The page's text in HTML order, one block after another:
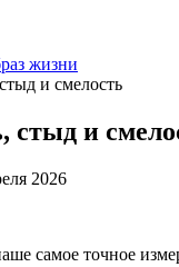
жизни
и смелость
стыд и
2026
самое точное